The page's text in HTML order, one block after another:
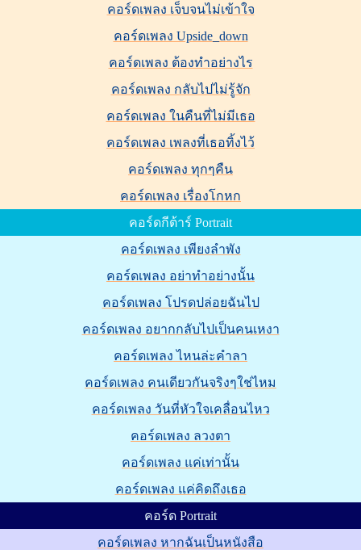
คอร์ดเพลง เจ็บจนไม่เข้าใจ
คอร์ดเพลง Upside_down
คอร์ดเพลง ต้องทำอย่างไร
คอร์ดเพลง กลับไปไม่รู้จัก
คอร์ดเพลง ในคืนที่ไม่มีเธอ
คอร์ดเพลง เพลงที่เธอทิ้งไว้
คอร์ดเพลง ทุกๆคืน
คอร์ดเพลง เรื่องโกหก
คอร์ดกีต้าร์ Portrait
คอร์ดเพลง เพียงลำพัง
คอร์ดเพลง อย่าทำอย่างนั้น
คอร์ดเพลง โปรดปล่อยฉันไป
คอร์ดเพลง อยากกลับไปเป็นคนเหงา
คอร์ดเพลง ไหนล่ะคำลา
คอร์ดเพลง คนเดียวกันจริงๆใช่ไหม
คอร์ดเพลง วันที่หัวใจเคลื่อนไหว
คอร์ดเพลง ลวงตา
คอร์ดเพลง แค่เท่านั้น
คอร์ดเพลง แค่คิดถึงเธอ
คอร์ด Portrait
คอร์ดเพลง หากฉันเป็นหนังสือ